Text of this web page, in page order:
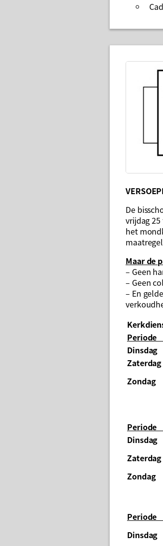
De
vrijdag
het
Maar de
– Geen
– Geen
– En
Dinsdag
Zaterdag
Zondag
Dinsdag
Zaterdag
Zondag
Dinsdag